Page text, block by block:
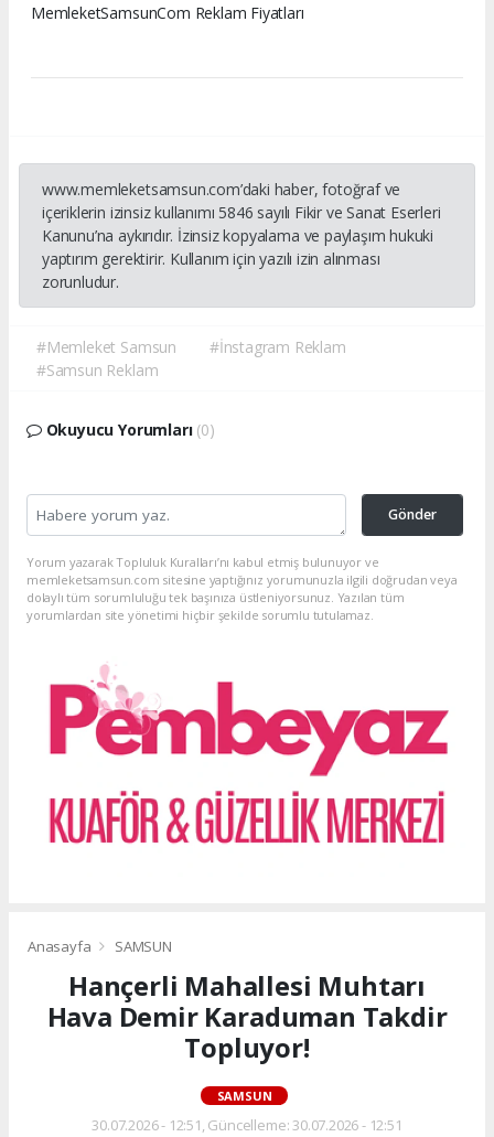
MemleketSamsunCom Reklam Fiyatları
www.memleketsamsun.com’daki haber, fotoğraf ve
içeriklerin izinsiz kullanımı 5846 sayılı Fikir ve Sanat Eserleri
Kanunu’na aykırıdır. İzinsiz kopyalama ve paylaşım hukuki
yaptırım gerektirir. Kullanım için yazılı izin alınması
zorunludur.
#Memleket Samsun
#İnstagram Reklam
#Samsun Reklam
Okuyucu Yorumları (0)
Gönder
Yorum yazarak Topluluk Kuralları’nı kabul etmiş bulunuyor ve
memleketsamsun.com sitesine yaptığınız yorumunuzla ilgili doğrudan veya
dolaylı tüm sorumluluğu tek başınıza üstleniyorsunuz. Yazılan tüm
yorumlardan site yönetimi hiçbir şekilde sorumlu tutulamaz.
Anasayfa SAMSUN
Hançerli Mahallesi Muhtarı
Hava Demir Karaduman Takdir
Topluyor!
SAMSUN
30.07.2026 - 12:51, Güncelleme: 30.07.2026 - 12:51